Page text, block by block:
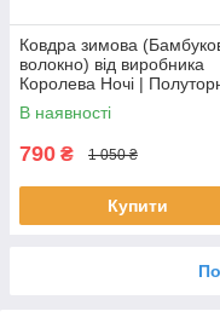
Ковдра зимова
волокно) від виробника
Королева Ночі |
145х210 | Однотонний
В наявності
790 ₴ 1 050 ₴
Купити